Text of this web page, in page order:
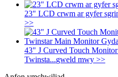
23" LCD crwm ar gyfer
>>
43" J Curved Touch
Twinsta...gweld mwy >>